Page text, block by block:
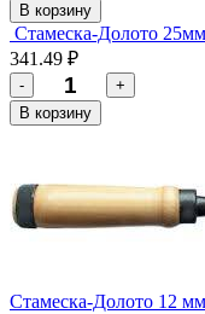
В корзину
Стамеска-Долото
341.49 ₽
-
+
В корзину
Стамеска-Долото 12 мм